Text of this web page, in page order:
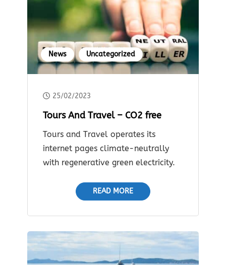
News Uncategorized
25/02/2023
Tours And Travel – CO2 free
Tours and Travel operates its
internet pages climate-neutrally
with regenerative green electricity.
READ MORE